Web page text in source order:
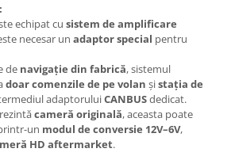
echipat cu sistem de amplificare
necesar un adaptor special pentru
de navigație din fabrică, sistemul
doar comenzile de pe volan șistația de
adaptoruluiCANBUSdedicat.
cameră originală, aceasta poate
un modul de conversie 12V–6V,
HD aftermarket.